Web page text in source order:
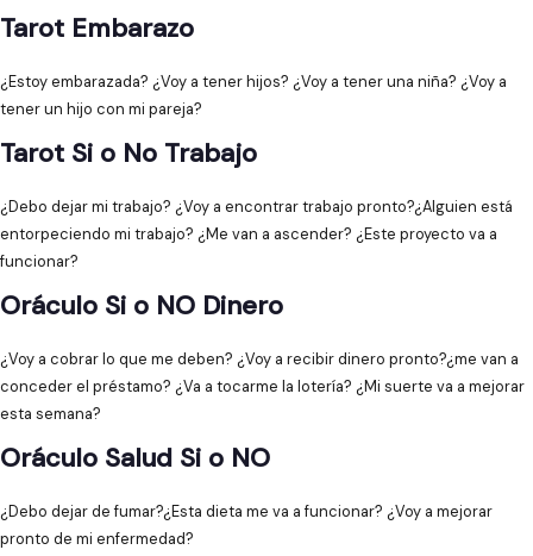
Tarot Embarazo
¿Estoy embarazada? ¿Voy a tener hijos? ¿Voy a tener una niña? ¿Voy a
tener un hijo con mi pareja?
Tarot Si o No Trabajo
¿Debo dejar mi trabajo? ¿Voy a encontrar trabajo pronto?¿Alguien está
entorpeciendo mi trabajo? ¿Me van a ascender? ¿Este proyecto va a
funcionar?
Oráculo Si o NO Dinero
¿Voy a cobrar lo que me deben? ¿Voy a recibir dinero pronto?¿me van a
conceder el préstamo? ¿Va a tocarme la lotería? ¿Mi suerte va a mejorar
esta semana?
Oráculo Salud Si o NO
¿Debo dejar de fumar?¿Esta dieta me va a funcionar? ¿Voy a mejorar
pronto de mi enfermedad?